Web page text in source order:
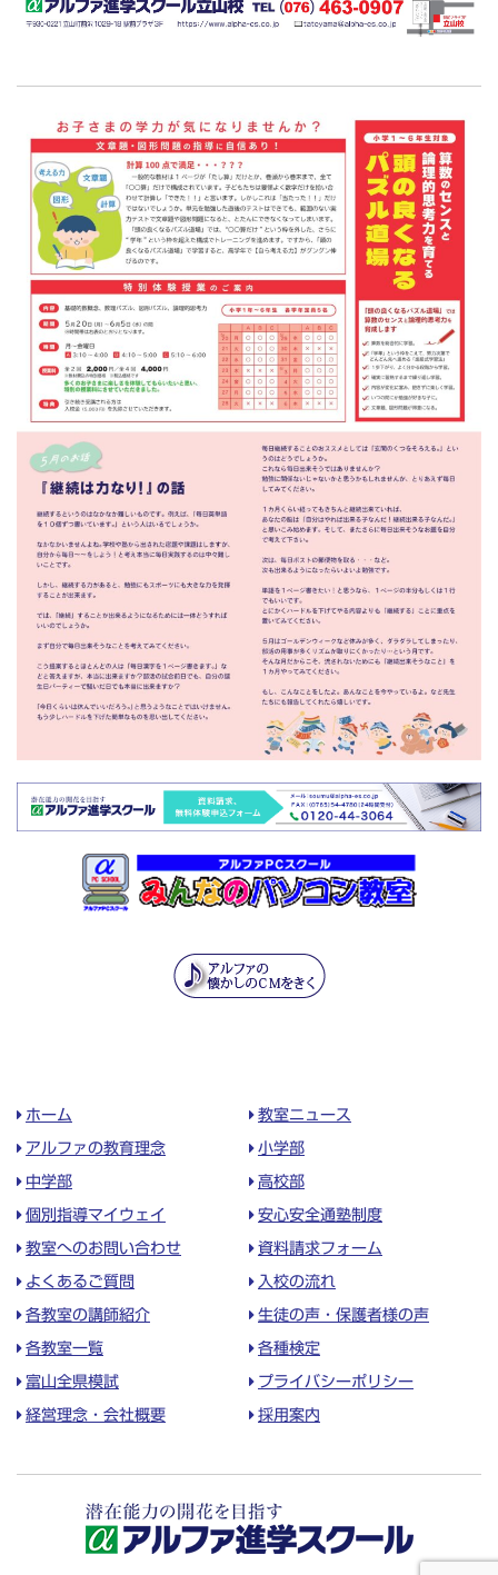
ホーム 教室ニュース
アルファの教育理念 小学部
中学部 高校部
個別指導マイウェイ 安心安全通塾制度
教室へのお問い合わせ 資料請求フォーム
よくあるご質問 入校の流れ
各教室の講師紹介 生徒の声・保護者様の声
各教室一覧 各種検定
富山全県模試 プライバシーポリシー
経営理念・会社概要 採用案内